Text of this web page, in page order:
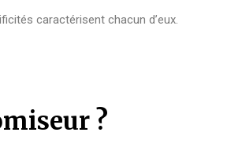
caractérisent chacun d’eux.
?